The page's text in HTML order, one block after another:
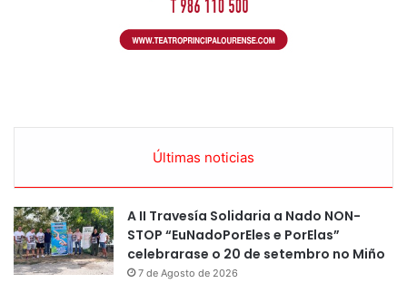
Últimas noticias
A II Travesía Solidaria a Nado NON-
STOP “EuNadoPorEles e PorElas”
celebrarase o 20 de setembro no Miño
7 de Agosto de 2026